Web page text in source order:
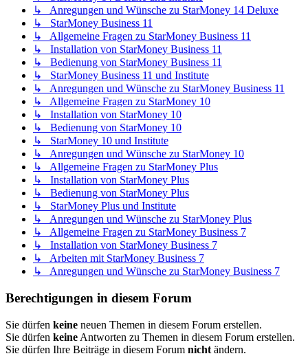
↳ Anregungen und Wünsche zu StarMoney 14 Deluxe
↳ StarMoney Business 11
↳ Allgemeine Fragen zu StarMoney Business 11
↳ Installation von StarMoney Business 11
↳ Bedienung von StarMoney Business 11
↳ StarMoney Business 11 und Institute
↳ Anregungen und Wünsche zu StarMoney Business 11
↳ Allgemeine Fragen zu StarMoney 10
↳ Installation von StarMoney 10
↳ Bedienung von StarMoney 10
↳ StarMoney 10 und Institute
↳ Anregungen und Wünsche zu StarMoney 10
↳ Allgemeine Fragen zu StarMoney Plus
↳ Installation von StarMoney Plus
↳ Bedienung von StarMoney Plus
↳ StarMoney Plus und Institute
↳ Anregungen und Wünsche zu StarMoney Plus
↳ Allgemeine Fragen zu StarMoney Business 7
↳ Installation von StarMoney Business 7
↳ Arbeiten mit StarMoney Business 7
↳ Anregungen und Wünsche zu StarMoney Business 7
Berechtigungen in diesem Forum
Sie dürfen keine neuen Themen in diesem Forum erstellen.
Sie dürfen keine Antworten zu Themen in diesem Forum erstellen.
Sie dürfen Ihre Beiträge in diesem Forum nicht ändern.